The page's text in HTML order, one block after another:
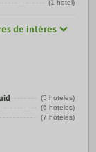
(1 hotel)
de intéres
(5 hoteles)
(6 hoteles)
(7 hoteles)